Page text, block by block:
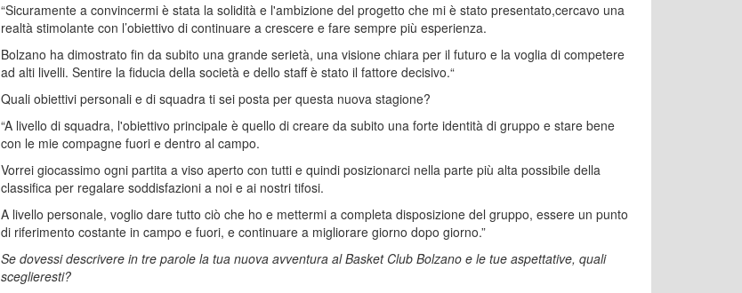
“Sicuramente a convincermi è stata la solidità e l'ambizione del progetto che mi è stato presentato,cercavo una
realtà stimolante con l’obiettivo di continuare a crescere e fare sempre più esperienza.
Bolzano ha dimostrato fin da subito una grande serietà, una visione chiara per il futuro e la voglia di competere
ad alti livelli. Sentire la fiducia della società e dello staff è stato il fattore decisivo.“
Quali obiettivi personali e di squadra ti sei posta per questa nuova stagione?
“A livello di squadra, l'obiettivo principale è quello di creare da subito una forte identità di gruppo e stare bene
con le mie compagne fuori e dentro al campo.
Vorrei giocassimo ogni partita a viso aperto con tutti e quindi posizionarci nella parte più alta possibile della
classifica per regalare soddisfazioni a noi e ai nostri tifosi.
A livello personale, voglio dare tutto ciò che ho e mettermi a completa disposizione del gruppo, essere un punto
di riferimento costante in campo e fuori, e continuare a migliorare giorno dopo giorno.”
Se dovessi descrivere in tre parole la tua nuova avventura al Basket Club Bolzano e le tue aspettative, quali
sceglieresti?